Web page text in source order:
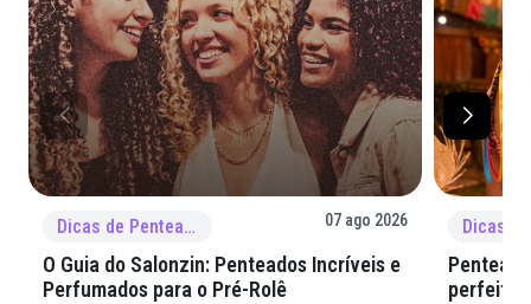
Dicas de Penteado 07 ago 2026
O Guia do Salonzin: Penteados Incríveis e
Perfumados para o Pré-Rolê
perfeita